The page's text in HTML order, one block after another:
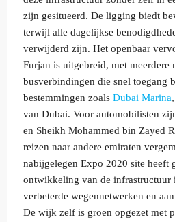
zijn gesitueerd. De ligging biedt
terwijl alle dagelijkse
verwijderd zijn. Het openbaar
Furjan is uitgebreid, met meerdere
busverbindingen die snel toegang
bestemmingen zoals Dubai Marina,
van Dubai. Voor automobilisten
en Sheikh Mohammed bin Zayed
reizen naar andere emiraten
nabijgelegen Expo 2020 site heeft
ontwikkeling van de infrastructuur
verbeterde wegennetwerken en
De wijk zelf is groen opgezet met